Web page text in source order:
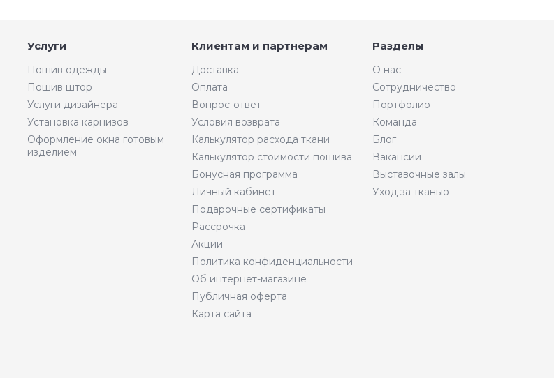
Услуги
Пошив одежды
Пошив штор
Услуги дизайнера
Установка карнизов
Оформление окна готовым
изделием
Клиентам и партнерам
Доставка
Оплата
Вопрос-ответ
Условия возврата
Калькулятор расхода ткани
Калькулятор стоимости пошива
Бонусная программа
Личный кабинет
Подарочные сертификаты
Рассрочка
Акции
Политика конфиденциальности
Об интернет-магазине
Публичная оферта
Карта сайта
Разделы
О нас
Сотрудничество
Портфолио
Команда
Блог
Вакансии
Выставочные залы
Уход за тканью